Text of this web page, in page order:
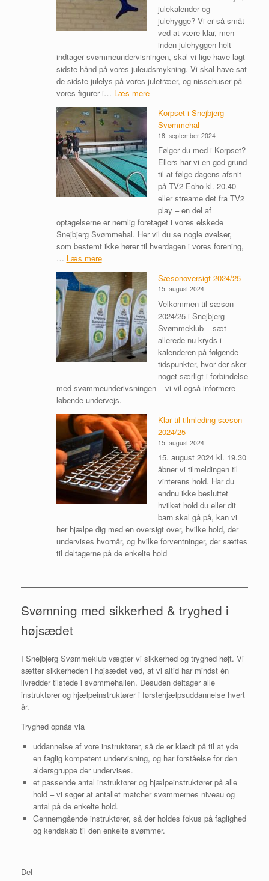
l
t
n
i
n
g
2
0
2
6
–
t
i
e
l
d
i
n
g
b
julekalender og
julehygge? Vi er så småt
ved at være klar, men
inden julehyggen helt
indtager svømmeundervisningen, skal vi lige have lagt
sidste hånd på vores juleudsmykning. Vi skal have sat
de sidste julelys på vores juletræer, og nissehuser på
vores figurer i… Læs mere:
s
o
n
Korpset i Snejbjerg
Svømmehal
18. september 2024
Følger du med i Korpset?
Ellers har vi en god grund
til at følge dagens afsnit
på TV2 Echo kl. 20.40
eller streame det fra TV2
play – en del af
optagelserne er nemlig foretaget i vores elskede
Snejbjerg Svømmehal. Her vil du se nogle øvelser,
som bestemt ikke hører til hverdagen i vores forening,
… Læs mere:
K
o
r
p
s
e
t
i
S
e
j
b
j
e
r
g
S
v
e
h
a
Sæsonoversigt 2024/25
15. august 2024
Velkommen til sæson
2024/25 i Snejbjerg
Svømmeklub – sæt
allerede nu kryds i
kalenderen på følgende
tidspunkter, hvor der sker
noget særligt i forbindelse
med svømmeunderivsningen – vi vil også informere
løbende undervejs.
Klar til tilmleding sæson
2024/25
15. august 2024
15. august 2024 kl. 19.30
åbner vi tilmeldingen til
vinterens hold. Har du
endnu ikke besluttet
hvilket hold du eller dit
barn skal gå på, kan vi
her hjælpe dig med en oversigt over, hvilke hold, der
undervises hvornår, og hvilke forventninger, der sættes
til deltagerne på de enkelte hold
Svømning med sikkerhed & tryghed i
højsædet
I Snejbjerg Svømmeklub vægter vi sikkerhed og tryghed højt. Vi
sætter sikkerheden i højsædet ved, at vi altid har mindst én
livredder tilstede i svømmehallen. Desuden deltager alle
instruktører og hjælpeinstruktører i førstehjælpsuddannelse hvert
år.
Tryghed opnås via
uddannelse af vore instruktører, så de er klædt på til at yde
en faglig kompetent undervisning, og har forståelse for den
aldersgruppe der undervises.
et passende antal instruktører og hjælpeinstruktører på alle
hold – vi søger at antallet matcher svømmernes niveau og
antal på de enkelte hold.
Gennemgående instruktører, så der holdes fokus på faglighed
og kendskab til den enkelte svømmer.
Del